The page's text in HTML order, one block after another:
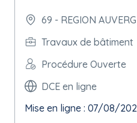
69 - REGION
Travaux de bâtiment
Procédure Ouverte
DCE en ligne
Mise en ligne : 07/08/